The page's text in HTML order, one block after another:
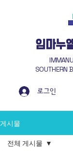
임마누
SOUTHERN
로그인
게시물
전체 게시물